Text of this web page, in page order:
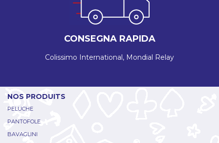
CONSEGNA RAPIDA
Colissimo International, Mondial Relay
NOS PRODUITS
PELUCHE
PANTOFOLE
BAVAGLINI